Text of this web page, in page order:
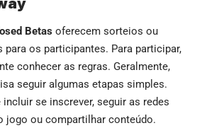
Betas oferecem sorteios ou
para os participantes. Para participar,
conhecer as regras. Geralmente,
seguir algumas etapas simples.
incluir se inscrever, seguir as redes
jogo ou compartilhar conteúdo.